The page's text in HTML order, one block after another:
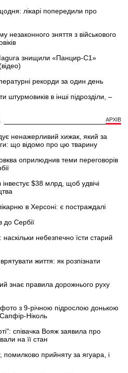
лікарі попередили про
незаконного зняття з військового
знищили «Панцир-С1»
рекорди за один день
штурмовиків в інші підрозділи, –
АРХІВ
ненажерливий хижак, який за
що відомо про цю тварину
оприлюднив теми переговорів
$38 млрд, щоб удвічі
в Херсоні: є постраждалі
до Сербії
небезпечно їсти старий
життя: як розпізнати
знає правила дорожнього руху
фото з 9-річною підрослою донькою
Ніколь
співачка Вояж заявила про
на її стан
прийняту за ягуара, і